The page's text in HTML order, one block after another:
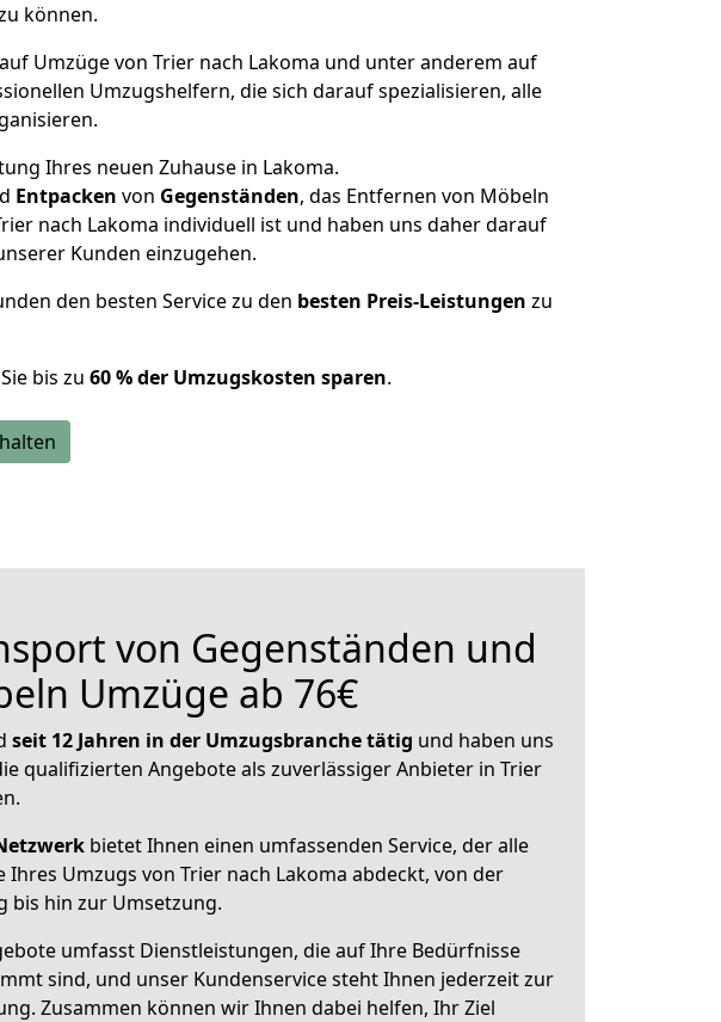
können.
Umzüge von Trier nach Lakoma und unter anderem auf
Umzugshelfern, die sich darauf spezialisieren, alle
Ihres neuen Zuhause in Lakoma.
Entpacken von Gegenständen, das Entfernen von Möbeln
nach Lakoma individuell ist und haben uns daher darauf
Kunden einzugehen.
den besten Service zu den besten Preis-Leistungen zu
bis zu 60 % der Umzugskosten sparen.
von Gegenständen und
Umzüge ab 76€
seit 12 Jahren in der Umzugsbranche tätig und haben uns
qualifizierten Angebote als zuverlässiger Anbieter in Trier
bietet Ihnen einen umfassenden Service, der alle
Ihres Umzugs von Trier nach Lakoma abdeckt, von der
bis hin zur Umsetzung.
umfasst Dienstleistungen, die auf Ihre Bedürfnisse
sind, und unser Kundenservice steht Ihnen jederzeit zur
Zusammen können wir Ihnen dabei helfen, Ihr Ziel